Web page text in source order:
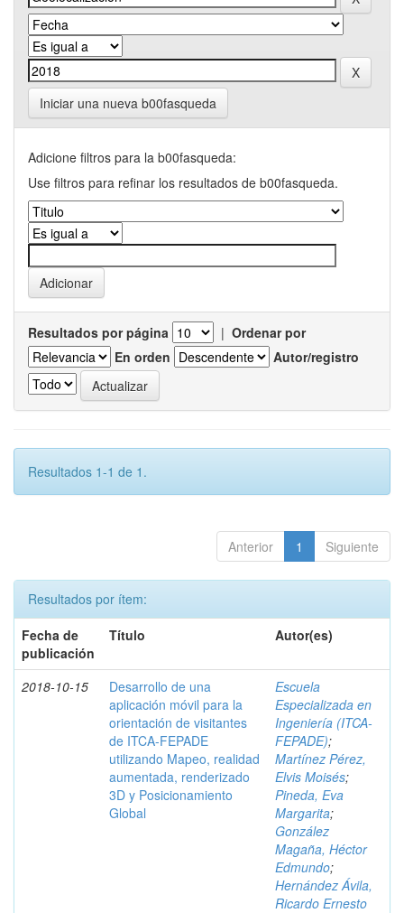
Iniciar una nueva b00fasqueda
Adicione filtros para la b00fasqueda:
Use filtros para refinar los resultados de b00fasqueda.
Resultados por página | Ordenar por
En orden
Autor/registro
Resultados 1-1 de 1.
Anterior 1 Siguiente
Resultados por ítem:
Fecha de
publicación
Título Autor(es)
2018-10-15
Desarrollo de una
aplicación móvil para la
orientación de visitantes
de ITCA-FEPADE
utilizando Mapeo, realidad
aumentada, renderizado
3D y Posicionamiento
Global
Escuela
Especializada en
Ingeniería (ITCA-
FEPADE);
Martínez Pérez,
Elvis Moisés;
Pineda, Eva
Margarita;
González
Magaña, Héctor
Edmundo;
Hernández Ávila,
Ricardo Ernesto